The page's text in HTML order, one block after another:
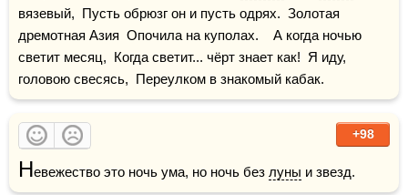
вязевый,  Пусть обрюзг он и пусть одрях.  Золотая
дремотная Азия  Опочила на куполах.    А когда ночью
светит месяц,  Когда светит... чёрт знает как!  Я иду,
головою свесясь,  Переулком в знакомый кабак.
+98
Невежество это ночь ума, но ночь без луны и звезд.